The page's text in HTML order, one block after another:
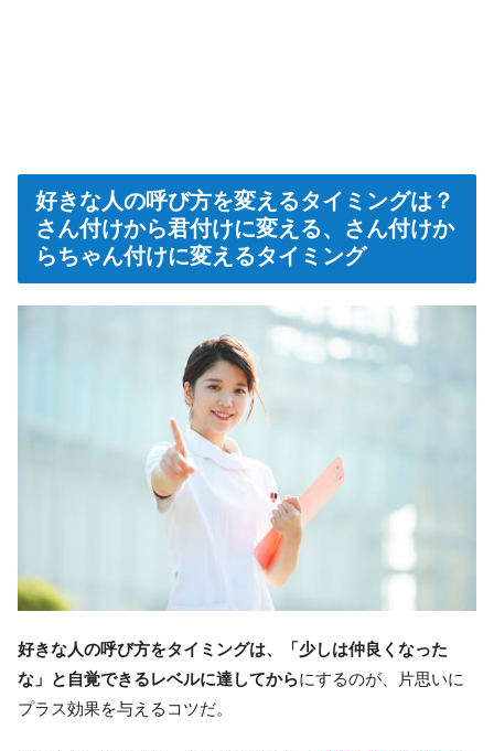
好きな人の呼び方を変えるタイミングは？
さん付けから君付けに変える、さん付けか
らちゃん付けに変えるタイミング
好きな人の呼び方をタイミングは、「少しは仲良くなった
な」と自覚できるレベルに達してからにするのが、片思いに
プラス効果を与えるコツだ。